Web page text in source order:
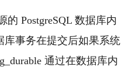
的 PostgreSQL 数据库内
库事务在提交后如果系统
通过在数据库内